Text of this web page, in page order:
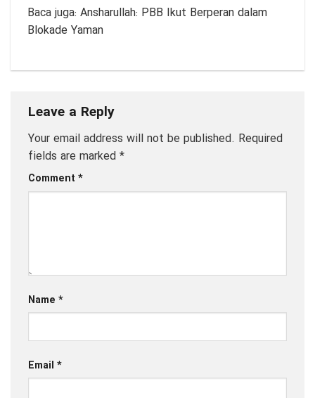
Baca juga: Ansharullah: PBB Ikut Berperan dalam
Blokade Yaman
Leave a Reply
Your email address will not be published. Required
fields are marked *
Comment *
Name *
Email *